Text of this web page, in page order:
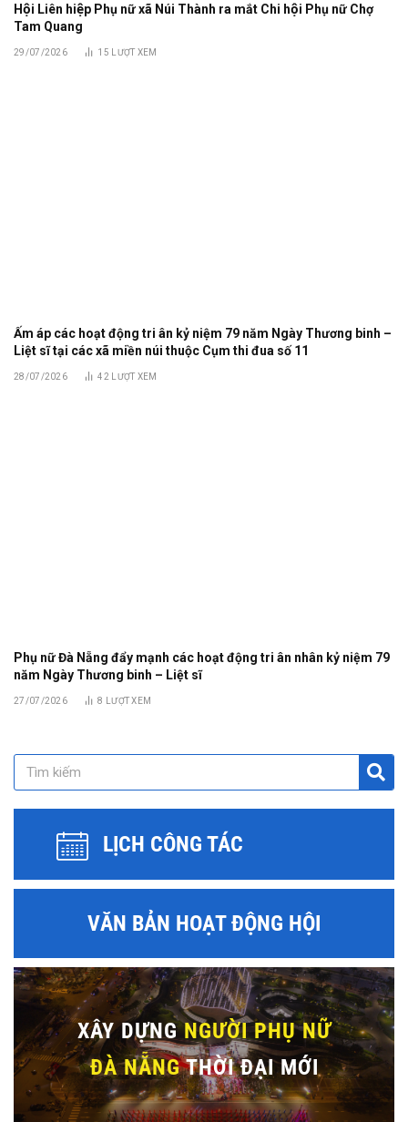
Hội Liên hiệp Phụ nữ xã Núi Thành ra mắt Chi hội Phụ nữ Chợ
Tam Quang
29/07/2026 15 LƯỢT XEM
Ấm áp các hoạt động tri ân kỷ niệm 79 năm Ngày Thương binh –
Liệt sĩ tại các xã miền núi thuộc Cụm thi đua số 11
28/07/2026 42 LƯỢT XEM
Phụ nữ Đà Nẵng đẩy mạnh các hoạt động tri ân nhân kỷ niệm 79
năm Ngày Thương binh – Liệt sĩ
27/07/2026 8 LƯỢT XEM
LỊCH CÔNG TÁC
VĂN BẢN HOẠT ĐỘNG HỘI
XÂY DỰNGNGƯỜI PHỤ NỮ
ĐÀ NẴNGTHỜI ĐẠI MỚI